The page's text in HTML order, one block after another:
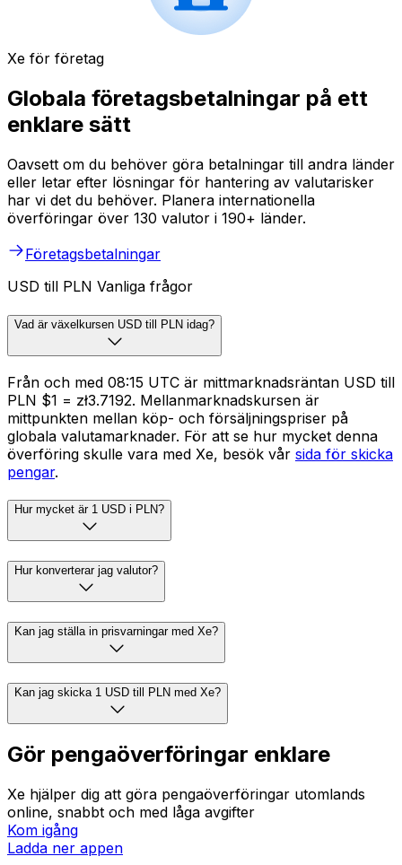
Xe för företag
Globala företagsbetalningar på ett
enklare sätt
Oavsett om du behöver göra betalningar till andra länder
eller letar efter lösningar för hantering av valutarisker
har vi det du behöver. Planera internationella
överföringar över 130 valutor i 190+ länder.
Företagsbetalningar
USD till PLN Vanliga frågor
Vad är växelkursen USD till PLN idag?
Från och med 08:15 UTC är mittmarknadsräntan USD till
PLN $1 = zł3.7192. Mellanmarknadskursen är
mittpunkten mellan köp- och försäljningspriser på
globala valutamarknader. För att se hur mycket denna
överföring skulle vara med Xe, besök vår sida för skicka
pengar.
Hur mycket är 1 USD i PLN?
Hur konverterar jag valutor?
Kan jag ställa in prisvarningar med Xe?
Kan jag skicka 1 USD till PLN med Xe?
Gör pengaöverföringar enklare
Xe hjälper dig att göra pengaöverföringar utomlands
online, snabbt och med låga avgifter
Kom igång
Ladda ner appen